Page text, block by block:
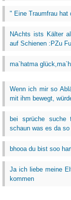
" Eine Traumfrau hat
NAchts ists Kälter
auf Schienen :PZu
ma`hatma
Wenn ich mir so
mit ihm bewegt,
bei sprüche suche
schaun was es da
bhooa du bist soo
Ja ich liebe meine
kommen